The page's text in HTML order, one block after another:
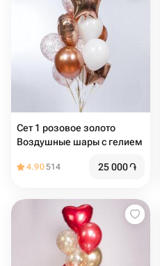
Сет 1 розовое золото
Воздушные шары с гелием
4.90514 25 000֏